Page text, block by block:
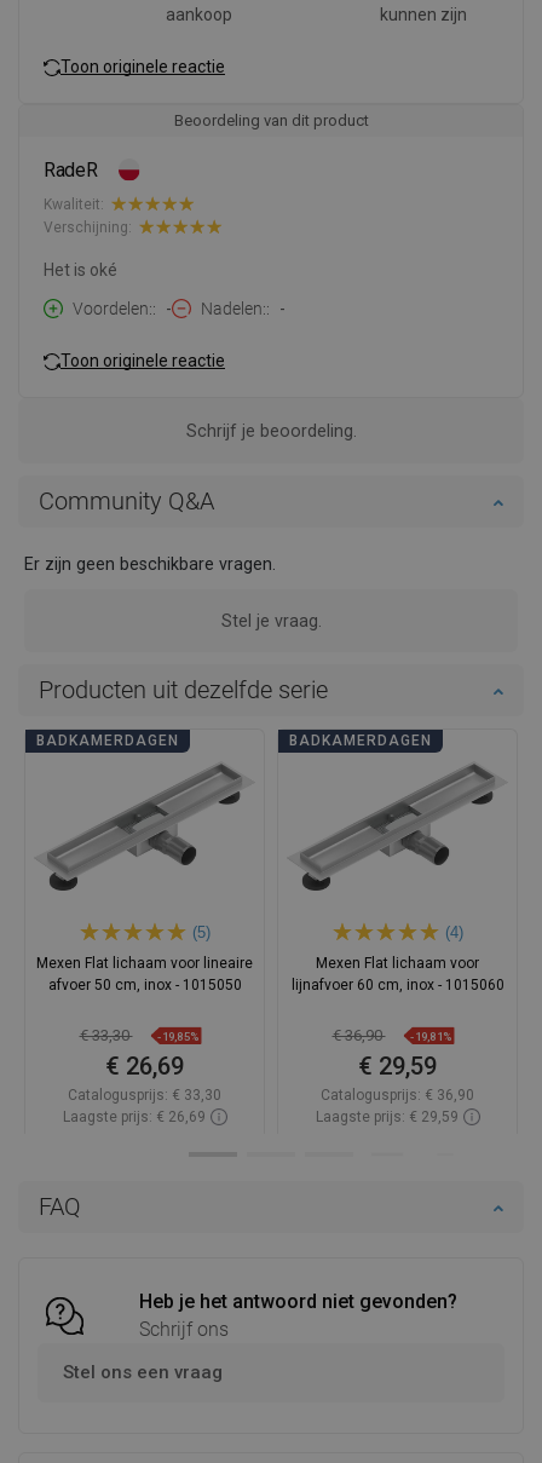
FAQ
Heb je het antwoord niet gevonden?
Schrijf ons
Stel ons een vraag
aankoop
kunnen zijn
Toon originele reactie
Beoordeling van dit product
RadeR
Kwaliteit:
Verschijning:
Het is oké
Voordelen:
- Nadelen: -
Toon originele reactie
Schrijf je beoordeling.
Community Q&A
Er zijn geen beschikbare vragen.
Stel je vraag.
Producten uit dezelfde serie
BADKAMERDAGEN
(5)
Mexen Flat lichaam voor lineaire
afvoer 50 cm, inox - 1015050
€ 33,30 -19,85%
€ 26,69
Catalogusprijs: € 33,30
Laagste prijs: € 26,69
BADKAMERDAGEN
(4)
Mexen Flat lichaam voor
lijnafvoer 60 cm, inox - 1015060
€ 36,90 -19,81%
€ 29,59
Catalogusprijs: € 36,90
Laagste prijs: € 29,59